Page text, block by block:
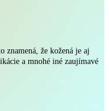
že kožená je aj
a mnohé iné zaujímavé